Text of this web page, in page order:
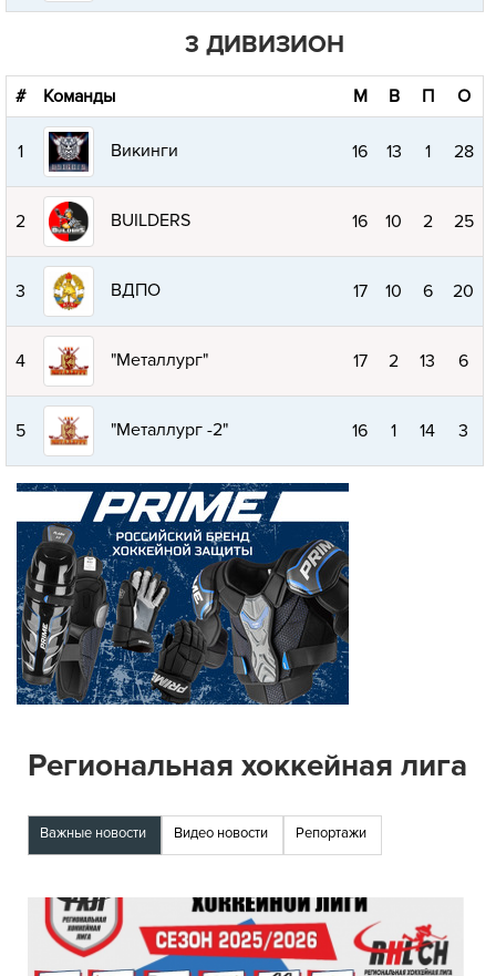
3 ДИВИЗИОН
# Команды М В П О
1 Викинги 16 13 1 28
2 BUILDERS 16 10 2 25
3 ВДПО 17 10 6 20
4 "Металлург" 17 2 13 6
5 "Металлург -2" 16 1 14 3
Региональная хоккейная лига
Важные новости Видео новости Репортажи